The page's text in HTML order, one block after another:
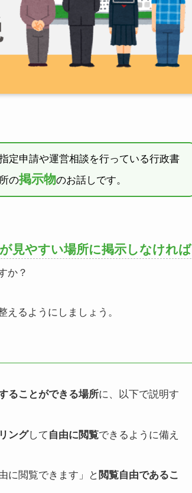
定申請や運営相談を行っている行政書
の掲示物のお話しです。
見やすい場所に掲示しなければ
か？
るようにしましょう。
ることができる場所に、以下で説明す
ングして自由に閲覧できるように備え
に閲覧できます」と閲覧自由であるこ